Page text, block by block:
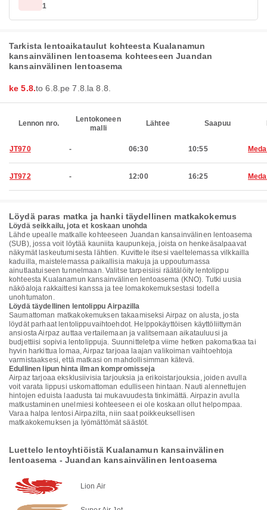
1
Tarkista lentoaikataulut kohteesta Kualanamun
kansainvälinen lentoasema kohteeseen Juandan
kansainvälinen lentoasema
ke 5.8.to 6.8. pe 7.8. la 8.8.
Lennon nro.
Lentokoneen
malli
Lähtee Saapuu
JT970 - 06:30 10:55
JT972 - 12:00 16:25
Löydä paras matka ja hanki täydellinen matkakokemus
Löydä seikkailu, jota et koskaan unohda
Lähde upealle matkalle kohteeseen Juandan kansainvälinen lentoasema
(SUB), jossa voit löytää kauniita kaupunkeja, joista on henkeäsalpaavat
näkymät laskeutumisesta lähtien. Kuvittele itsesi vaeltelemassa vilkkailla
kaduilla, maistelemassa paikallisia makuja ja uppoutumassa
ainutlaatuiseen tunnelmaan. Valitse tarpeisiisi räätälöity lentolippu
kohteesta Kualanamun kansainvälinen lentoasema (KNO). Tutki uusia
näköaloja rakkaittesi kanssa ja tee lomakokemuksestasi todella
unohtumaton.
Löydä täydellinen lentolippu Airpazilla
Saumattoman matkakokemuksen takaamiseksi Airpaz on alusta, josta
löydät parhaat lentolippuvaihtoehdot. Helppokäyttöisen käyttöliittymän
ansiosta Airpaz auttaa vertailemaan ja valitsemaan aikatauluusi ja
budjettiisi sopivia lentolippuja. Suunnitteletpa viime hetken pakomatkaa tai
hyvin harkittua lomaa, Airpaz tarjoaa laajan valikoiman vaihtoehtoja
varmistaaksesi, että matkasi on mahdollisimman kätevä.
Edullinen lipun hinta ilman kompromisseja
Airpaz tarjoaa eksklusiivisia tarjouksia ja erikoistarjouksia, joiden avulla
voit varata lippusi uskomattoman edulliseen hintaan. Nauti alennettujen
hintojen eduista laadusta tai mukavuudesta tinkimättä. Airpazin avulla
matkustaminen unelmiesi kohteeseen ei ole koskaan ollut helpompaa.
Varaa halpa lentosi Airpazilta, niin saat poikkeuksellisen
matkakokemuksen ja lyömättömät säästöt.
Luettelo lentoyhtiöistä Kualanamun kansainvälinen
lentoasema - Juandan kansainvälinen lentoasema
Lion Air